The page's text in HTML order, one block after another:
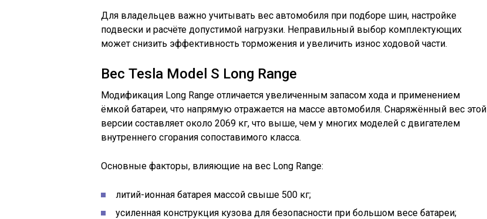
Для владельцев важно учитывать вес автомобиля при подборе шин, настройке
подвески и расчёте допустимой нагрузки. Неправильный выбор комплектующих
может снизить эффективность торможения и увеличить износ ходовой части.
Вес Tesla Model S Long Range
Модификация Long Range отличается увеличенным запасом хода и применением
ёмкой батареи, что напрямую отражается на массе автомобиля. Снаряжённый вес этой
версии составляет около 2069 кг, что выше, чем у многих моделей с двигателем
внутреннего сгорания сопоставимого класса.
Основные факторы, влияющие на вес Long Range:
литий-ионная батарея массой свыше 500 кг;
усиленная конструкция кузова для безопасности при большом весе батареи;